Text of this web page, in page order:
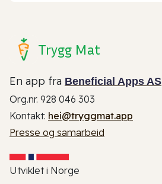
Trygg Mat
En app fra Beneficial Apps AS
Org.nr. 928 046 303
Kontakt: hei@tryggmat.app
Presse og samarbeid
Utviklet i Norge